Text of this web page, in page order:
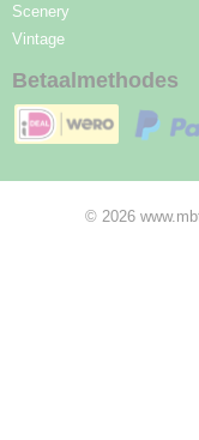
Scenery
Vintage
Betaalmethodes
© 2026